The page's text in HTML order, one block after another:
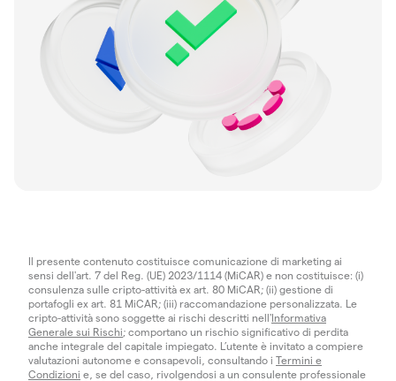
Il presente contenuto costituisce comunicazione di marketing ai
sensi dell'art. 7 del Reg. (UE) 2023/1114 (MiCAR) e non costituisce: (i)
consulenza sulle cripto-attività ex art. 80 MiCAR; (ii) gestione di
portafogli ex art. 81 MiCAR; (iii) raccomandazione personalizzata. Le
cripto-attività sono soggette ai rischi descritti nell'Informativa
Generale sui Rischi; comportano un rischio significativo di perdita
anche integrale del capitale impiegato. L’utente è invitato a compiere
valutazioni autonome e consapevoli, consultando i Termini e
Condizioni e, se del caso, rivolgendosi a un consulente professionale